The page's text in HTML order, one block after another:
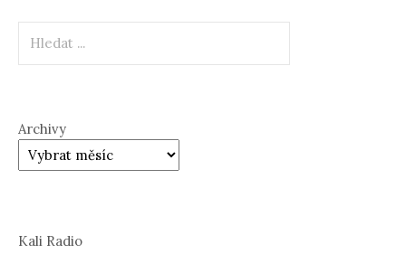
Archivy
Kali Radio